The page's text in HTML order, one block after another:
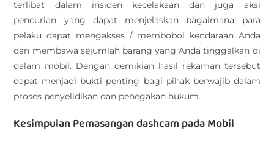
terlibat dalam insiden kecelakaan dan juga aksi
pencurian yang dapat menjelaskan bagaimana para
pelaku dapat mengakses / membobol kendaraan Anda
dan membawa sejumlah barang yang Anda tinggalkan di
dalam mobil. Dengan demikian hasil rekaman tersebut
dapat menjadi bukti penting bagi pihak berwajib dalam
proses penyelidikan dan penegakan hukum.
Kesimpulan Pemasangan dashcam pada Mobil